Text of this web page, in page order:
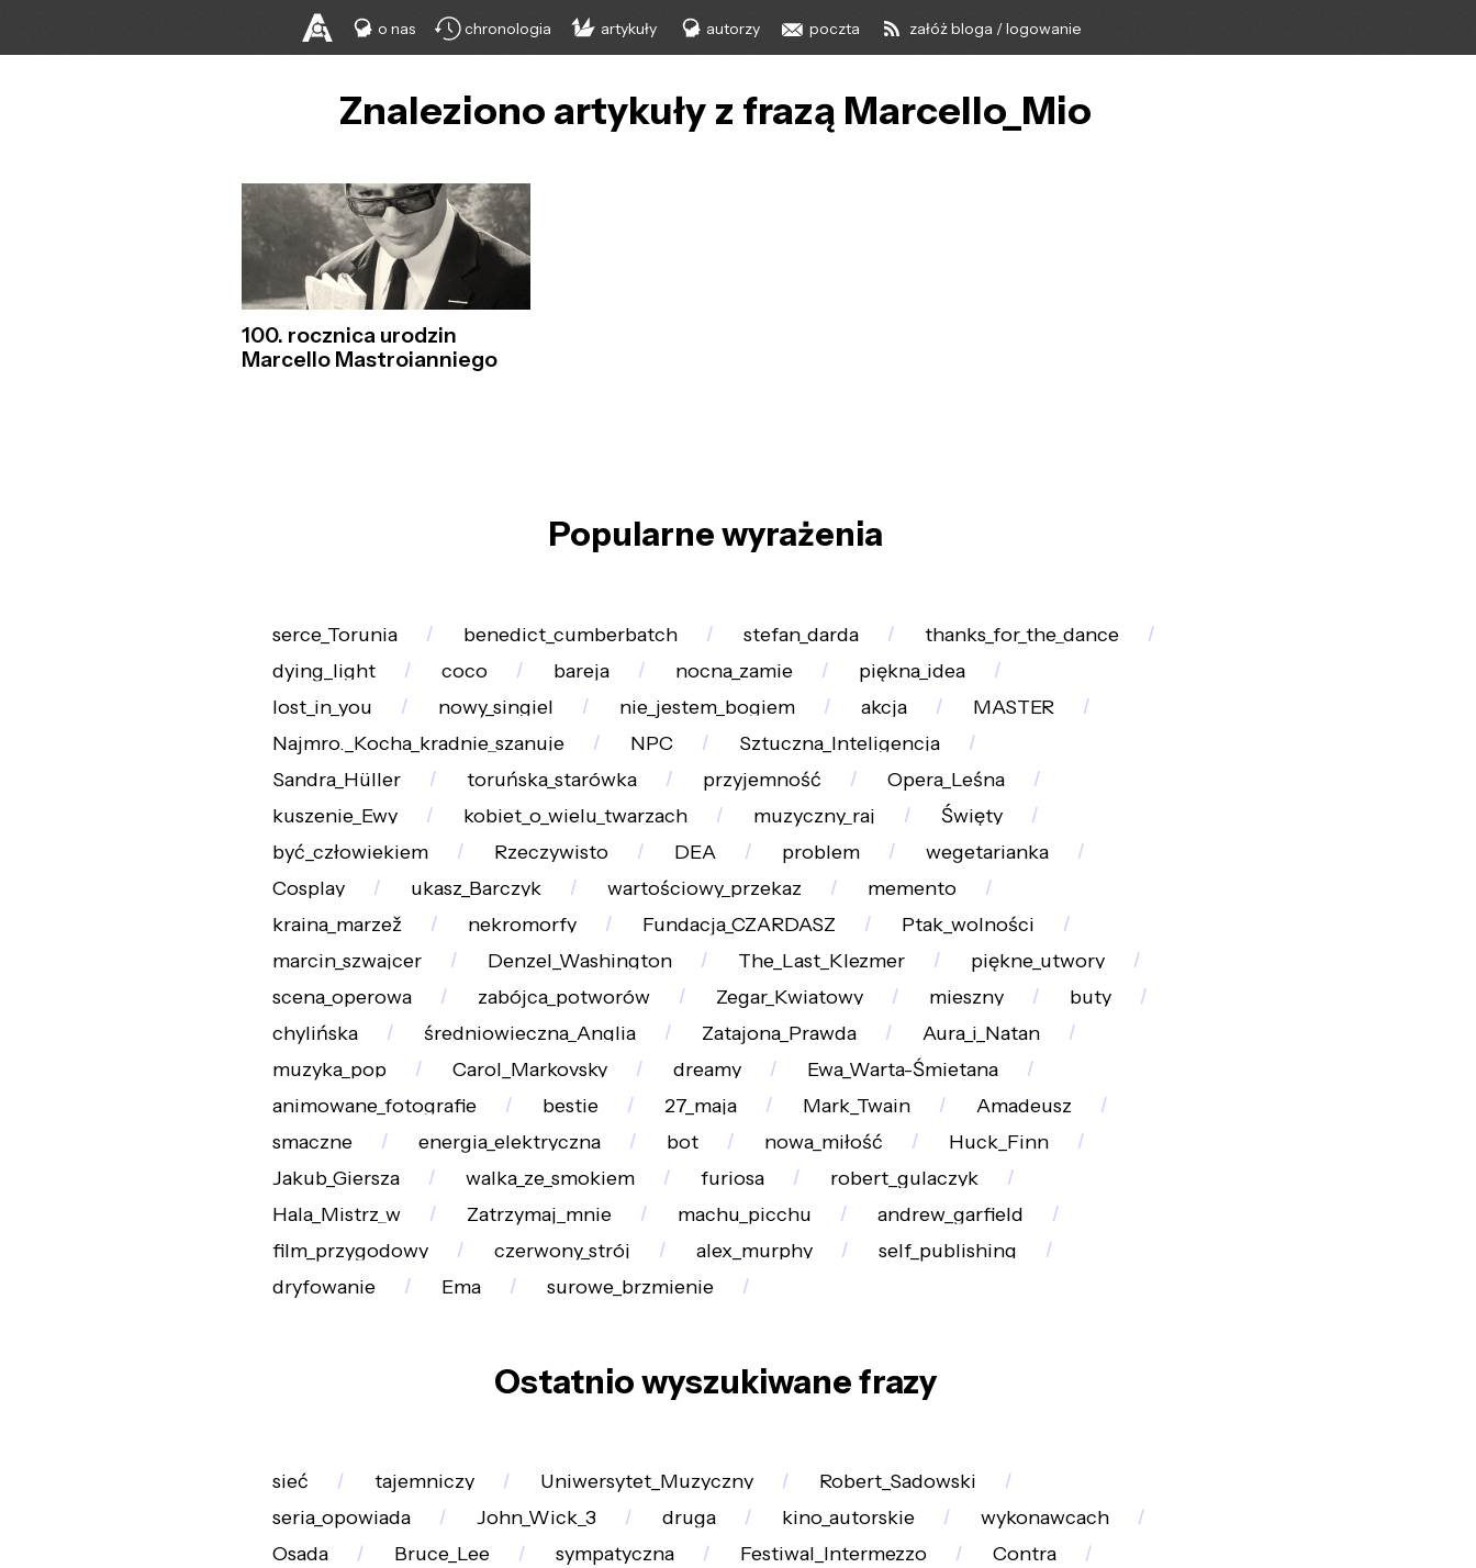
o nas chronologia artykuły autorzy poczta załóż bloga / logowanie
Znaleziono artykuły z frazą Marcello_Mio
100. rocznica urodzin
Marcello Mastroianniego
Popularne wyrażenia
serce_Torunia benedict_cumberbatch stefan_darda
thanks_for_the_dance
dying_light
coco bareja nocna_zamie
piękna_idea
lost_in_you
nowy_singiel nie_jestem_bogiem akcja
MASTER
Najmro._Kocha_kradnie_szanuje
NPC
Sztuczna_Inteligencja
Sandra_Hüller
toruńska_starówka przyjemność
Opera_Leśna
kuszenie_Ewy
kobiet_o_wielu_twarzach muzyczny_raj
Święty
być_człowiekiem
Rzeczywisto DEA problem
wegetarianka
Cosplay
ukasz_Barczyk wartościowy_przekaz
memento
kraina_marzež
nekromorfy Fundacja_CZARDASZ
Ptak_wolności
marcin_szwajcer
Denzel_Washington The_Last_Klezmer
piękne_utwory
scena_operowa
zabójca_potworów Zegar_Kwiatowy mieszny
buty
chylińska
średniowieczna_Anglia Zatajona_Prawda
Aura_i_Natan
muzyka_pop
Carol_Markovsky dreamy
Ewa_Warta-Śmietana
animowane_fotografie
bestie 27_maja Mark_Twain
Amadeusz
smaczne
energia_elektryczna bot nowa_miłość
Huck_Finn
Jakub_Giersza
walka_ze_smokiem furiosa
robert_gulaczyk
Hala_Mistrz_w
Zatrzymaj_mnie machu_picchu
andrew_garfield
film_przygodowy
czerwony_strój alex_murphy
self_publishing
dryfowanie
Ema surowe_brzmienie
Ostatnio wyszukiwane frazy
sieć tajemniczy Uniwersytet_Muzyczny
Robert_Sadowski
seria_opowiada
John_Wick_3 druga kino_autorskie
wykonawcach
Osada
Bruce_Lee sympatyczna Festiwal_Intermezzo
Contra